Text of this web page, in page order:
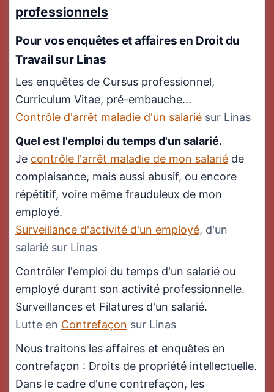
professionnels
Pour vos enquêtes et affaires en Droit du
Travailsur Linas
Les enquêtes de Cursus professionnel,
Curriculum Vitae, pré-embauche...
Contrôle d'arrêt maladie d'un salarié sur Linas
Quel est l'emploi du temps d'un salarié.
Je contrôle l'arrêt maladie de mon salarié de
complaisance, mais aussi abusif, ou encore
répétitif, voire même frauduleux de mon
employé.
Surveillance d'activité d'un employé, d'un
salarié sur Linas
Contrôler l'emploi du temps d'un salarié ou
employé durant son activité professionnelle.
Surveillances et Filatures d'un salarié.
Lutte en Contrefaçon sur Linas
Nous traitons les affaires et enquêtes en
contrefaçon : Droits de propriété intellectuelle.
Dans le cadre d'une contrefaçon, les